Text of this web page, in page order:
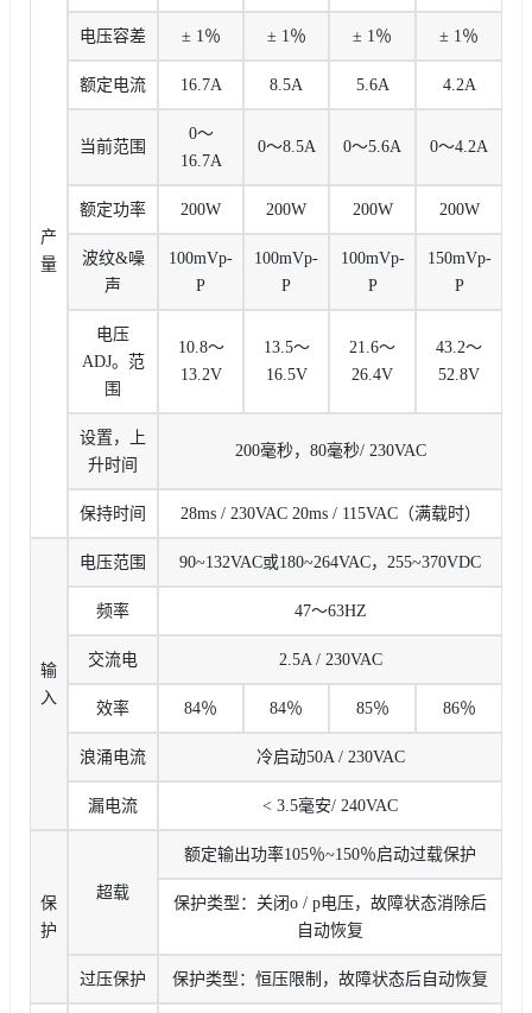
产
量
电压容差 ± 1％ ± 1％ ± 1％ ± 1％
额定电流 16.7A 8.5A 5.6A 4.2A
当前范围
0〜
16.7A
0〜8.5A 0〜5.6A 0〜4.2A
额定功率 200W 200W 200W 200W
波纹&噪
声
100mVp-
P
100mVp-
P
100mVp-
P
150mVp-
P
电压
ADJ。范
围
10.8〜
13.2V
13.5〜
16.5V
21.6〜
26.4V
43.2〜
52.8V
设置，上
升时间
200毫秒，80毫秒/ 230VAC
保持时间 28ms / 230VAC 20ms / 115VAC（满载时）
输
入
电压范围 90~132VAC或180~264VAC，255~370VDC
频率 47〜63HZ
交流电 2.5A / 230VAC
效率 84％ 84％ 85％ 86％
浪涌电流 冷启动50A / 230VAC
漏电流 < 3.5毫安/ 240VAC
保
护
超载
额定输出功率105％~150％启动过载保护
保护类型：关闭o / p电压，故障状态消除后
自动恢复
过压保护 保护类型：恒压限制，故障状态后自动恢复